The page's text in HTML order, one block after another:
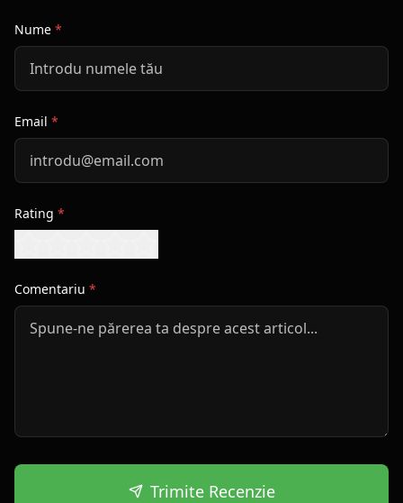
Nume *
Email *
Rating *
Comentariu *
Trimite Recenzie